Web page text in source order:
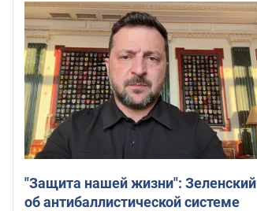
"Защита нашей жизни": Зеленский
об антибаллистической системе